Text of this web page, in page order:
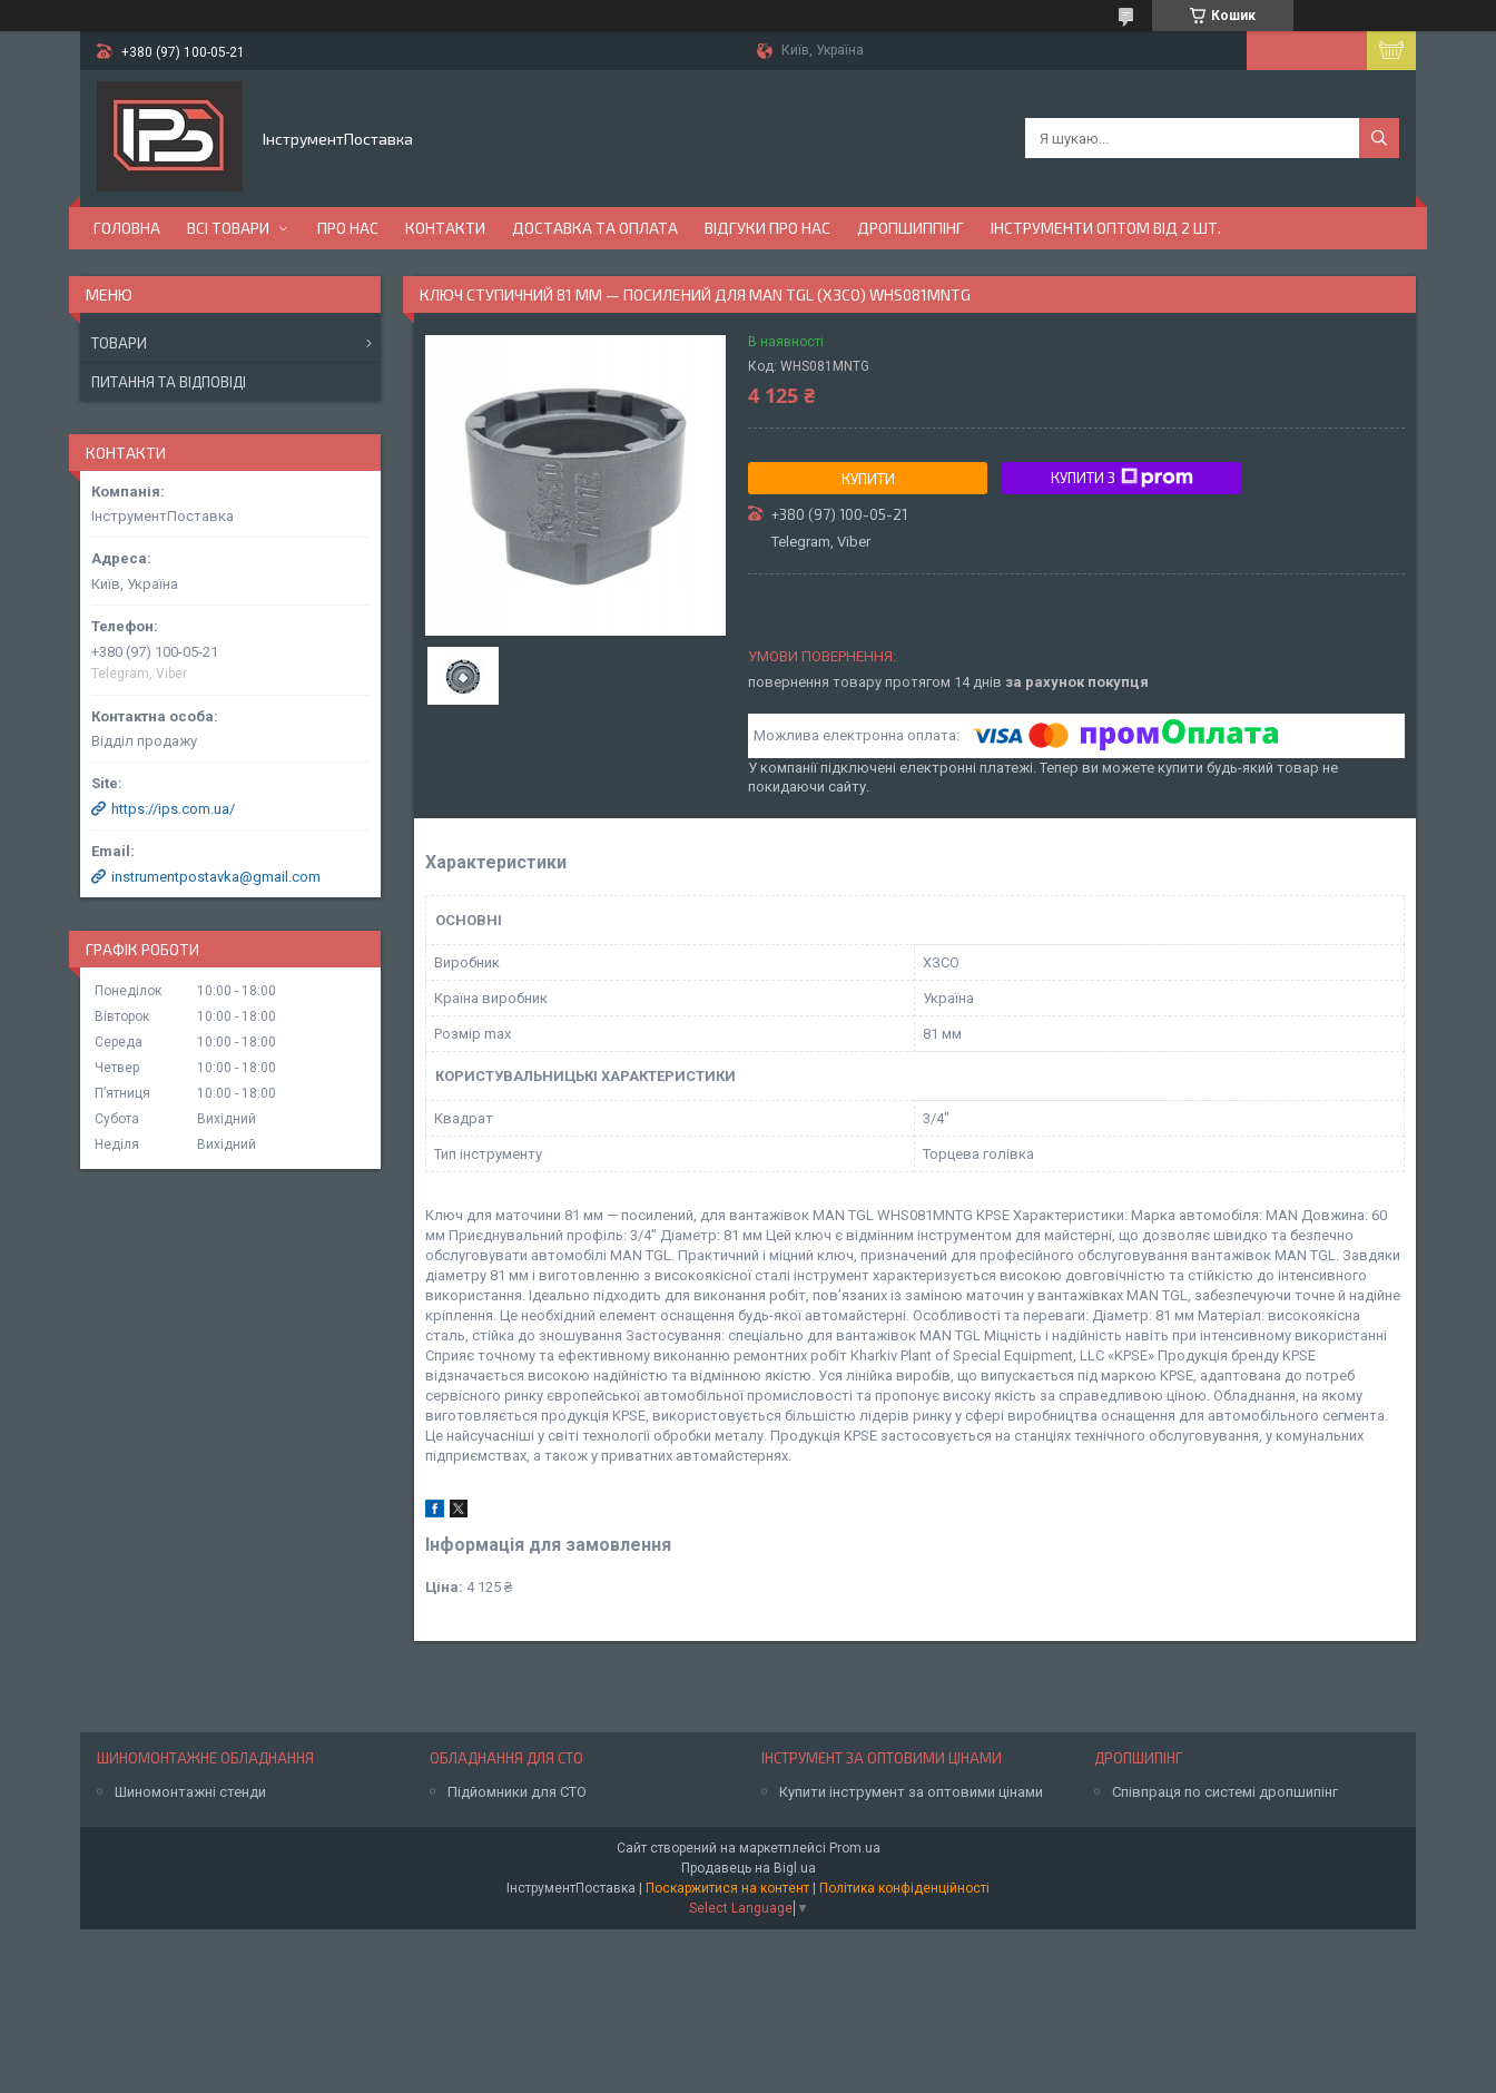
Кошик
+380 (97) 100-05-21 Київ, Україна
ІнструментПоставка
ГОЛОВНА ВСІ ТОВАРИ ПРО НАС КОНТАКТИ ДОСТАВКА ТА ОПЛАТА ВІДГУКИ ПРО НАС ДРОПШИППІНГ ІНСТРУМЕНТИ ОПТОМ ВІД 2 ШТ.
КЛЮЧ СТУПИЧНИЙ 81 ММ — ПОСИЛЕНИЙ ДЛЯ MAN TGL (ХЗСО) WHS081MNTG
В наявності
Код: WHS081MNTG
4 125 ₴
КУПИТИ КУПИТИ З
+380 (97) 100-05-21
Telegram, Viber
повернення товару протягом 14 днів за рахунок покупця
У компанії підключені електронні платежі. Тепер ви можете купити будь-який товар не
покидаючи сайту.
Характеристики
ОСНОВНІ
Виробник ХЗСО
Країна виробник Україна
Розмір max 81 мм
КОРИСТУВАЛЬНИЦЬКІ ХАРАКТЕРИСТИКИ
Квадрат 3/4"
Тип інструменту Торцева голівка
Ключ для маточини 81 мм — посилений, для вантажівок MAN TGL WHS081MNTG KPSE Характеристики: Марка автомобіля: MAN Довжина: 60
мм Приєднувальний профіль: 3/4" Діаметр: 81 мм Цей ключ є відмінним інструментом для майстерні, що дозволяє швидко та безпечно
обслуговувати автомобілі MAN TGL. Практичний і міцний ключ, призначений для професійного обслуговування вантажівок MAN TGL. Завдяки
діаметру 81 мм і виготовленню з високоякісної сталі інструмент характеризується високою довговічністю та стійкістю до інтенсивного
використання. Ідеально підходить для виконання робіт, пов’язаних із заміною маточин у вантажівках MAN TGL, забезпечуючи точне й надійне
кріплення. Це необхідний елемент оснащення будь-якої автомайстерні. Особливості та переваги: Діаметр: 81 мм Матеріал: високоякісна
сталь, стійка до зношування Застосування: спеціально для вантажівок MAN TGL Міцність і надійність навіть при інтенсивному використанні
Сприяє точному та ефективному виконанню ремонтних робіт Kharkiv Plant of Special Equipment, LLC «KPSE» Продукція бренду KPSE
відзначається високою надійністю та відмінною якістю. Уся лінійка виробів, що випускається під маркою KPSE, адаптована до потреб
сервісного ринку європейської автомобільної промисловості та пропонує високу якість за справедливою ціною. Обладнання, на якому
виготовляється продукція KPSE, використовується більшістю лідерів ринку у сфері виробництва оснащення для автомобільного сегмента.
Це найсучасніші у світі технології обробки металу. Продукція KPSE застосовується на станціях технічного обслуговування, у комунальних
підприємствах, а також у приватних автомайстернях.
Інформація для замовлення
Ціна: 4 125 ₴
ТОВАРИ
ПИТАННЯ ТА ВІДПОВІДІ
КОНТАКТИ
ІнструментПоставка
Київ, Україна
+380 (97) 100-05-21
Telegram, Viber
Відділ продажу
https://ips.com.ua/
instrumentpostavka@gmail.com
ГРАФІК РОБОТИ
Понеділок 10:00
18:00
Вівторок
10:00
18:00
Середа
10:00
18:00
Четвер
10:00
18:00
Пʼятниця
10:00
18:00
Субота
Вихідний
Неділя
Вихідний
ШИНОМОНТАЖНЕ ОБЛАДНАННЯ
Шиномонтажні стенди
ОБЛАДНАННЯ ДЛЯ СТО
Підйомники для СТО
ІНСТРУМЕНТ ЗА ОПТОВИМИ ЦІНАМИ
Купити інструмент за оптовими цінами
ДРОПШИПІНГ
Співпраця по системі дропшипінг
Сайт створений на маркетплейсі Prom.ua
Продавець на Bigl.ua
ІнструментПоставка | Поскаржитися на контент | Політика конфіденційності
Select Language ▼